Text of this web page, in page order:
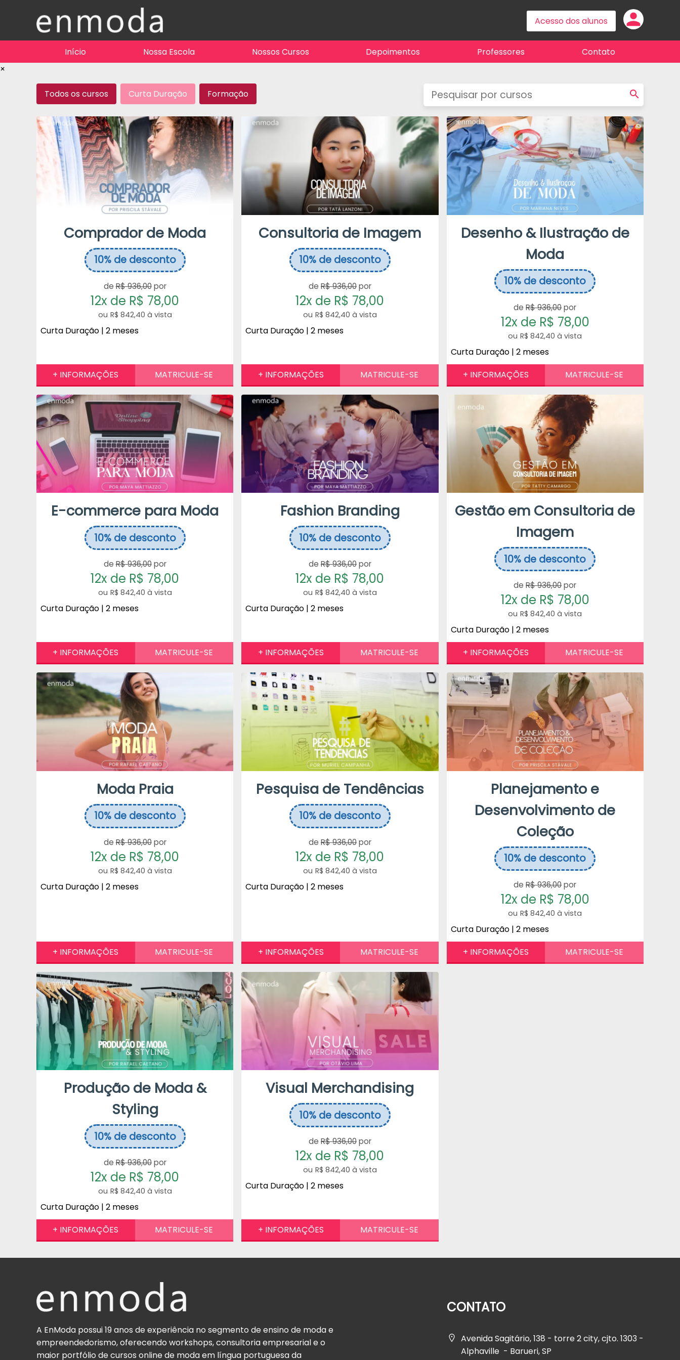
person
Início Nossa Escola Nossos Cursos Depoimentos Professores
Contato
×
search
Todos os cursos Curta Duração Formação
Comprador de Moda
10%de desconto
de R$ 936,00 por
12x de R$ 78,00
R$ 842,40 à vista
Curta Duração | 2 meses
Consultoria de Imagem
10%de desconto
de R$ 936,00por
12x de R$ 78,00
R$ 842,40 à vista
Curta Duração | 2 meses
Desenho & Ilustração de
Moda
10% de desconto
de R$ 936,00por
12x de R$ 78,00
R$ 842,40 à vista
Curta Duração | 2 meses
E-commerce para Moda
10%de desconto
de R$ 936,00 por
12x de R$ 78,00
R$ 842,40 à vista
Curta Duração | 2 meses
Fashion Branding
10%de desconto
de R$ 936,00por
12x de R$ 78,00
R$ 842,40 à vista
Curta Duração | 2 meses
Gestão em Consultoria de
Imagem
10% de desconto
de R$ 936,00por
12x de R$ 78,00
R$ 842,40 à vista
Curta Duração | 2 meses
Moda Praia
10%de desconto
de R$ 936,00 por
12x de R$ 78,00
R$ 842,40 à vista
Curta Duração | 2 meses
Pesquisa de Tendências
10%de desconto
de R$ 936,00por
12x de R$ 78,00
R$ 842,40 à vista
Curta Duração | 2 meses
Planejamento e
Desenvolvimento de
Coleção
10% de desconto
de R$ 936,00por
12x de R$ 78,00
R$ 842,40 à vista
Curta Duração | 2 meses
Produção de Moda &
Styling
10%de desconto
de R$ 936,00 por
12x de R$ 78,00
R$ 842,40 à vista
Curta Duração | 2 meses
Visual Merchandising
10%de desconto
de R$ 936,00por
12x de R$ 78,00
R$ 842,40 à vista
Curta Duração | 2 meses
A EnModa possui 19 anos de experiência no segmento de ensino de moda e
empreendedorismo, oferecendo workshops, consultoria empresarial e o
maior portfólio de cursos online de moda em língua portuguesa da
CONTATO
Avenida Sagitário, 138 - torre 2 city, cjto. 1303 -
Alphaville - Barueri, SP